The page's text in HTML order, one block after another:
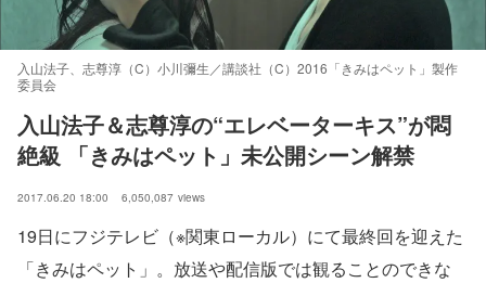
入山法子、志尊淳（C）小川彌生／講談社（C）2016「きみはペット」製作
委員会
入山法子＆志尊淳の“エレベーターキス”が悶
絶級 「きみはペット」未公開シーン解禁
2017.06.20 18:00 6,050,087 views
19日にフジテレビ（※関東ローカル）にて最終回を迎えた
「きみはペット」。放送や配信版では観ることのできな